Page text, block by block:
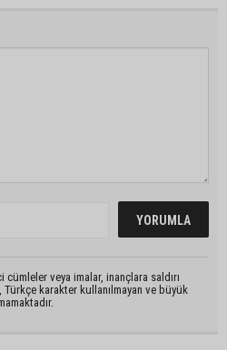
veya imalar, inançlara saldırı
Türkçe karakter kullanılmayan ve büyük